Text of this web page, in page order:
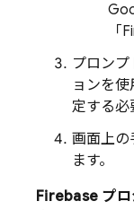
「
プロン
ョンを
定する必
画面上の
ます。
Firebase プロ